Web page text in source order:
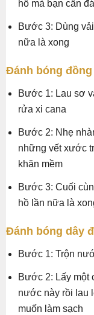
hồ mà bạn cần
Bước 3: Dùng
nữa là xong
Đánh bóng
Bước 1: Lau sơ
rửa xi cana
Bước 2: Nhẹ
những vết xước
khăn mềm
Bước 3: Cuối
hồ lần nữa là
Đánh bóng dây
Bước 1: Trộn
Bước 2: Lấy một
nước này rồi lau
muốn làm sạch